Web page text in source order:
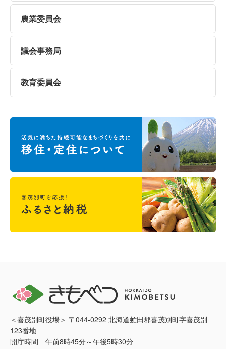
農業委員会
議会事務局
教育委員会
＜喜茂別町役場＞ 〒044-0292 北海道虻田郡喜茂別町字喜茂別
123番地
開庁時間 午前8時45分～午後5時30分